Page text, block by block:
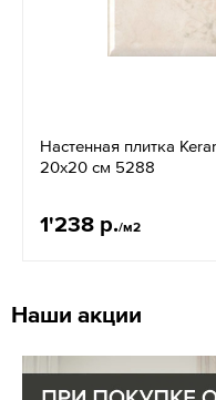
Настенная плитка
20x20 см 5288
1'238 р./м2
Наши акции